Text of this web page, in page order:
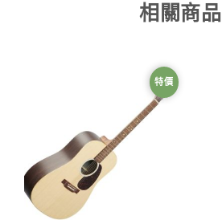
相關商品
特價